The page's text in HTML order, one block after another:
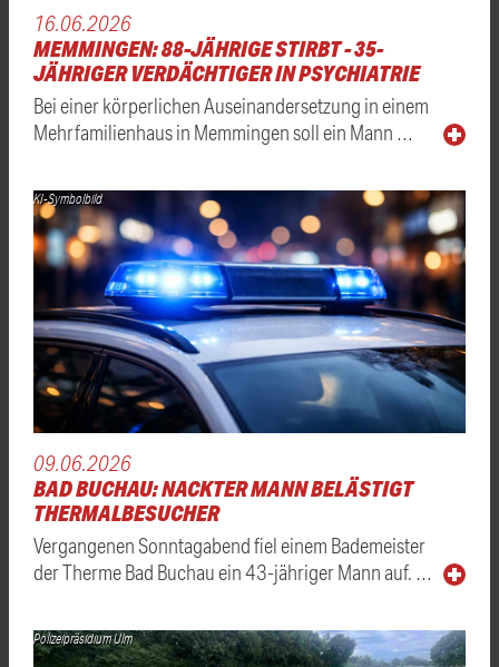
16.06.2026
MEMMINGEN: 88-JÄHRIGE STIRBT - 35-
JÄHRIGER VERDÄCHTIGER IN PSYCHIATRIE
Bei einer körperlichen Auseinandersetzung in einem
Mehrfamilienhaus in Memmingen soll ein Mann …
KI-Symbolbild
09.06.2026
BAD BUCHAU: NACKTER MANN BELÄSTIGT
THERMALBESUCHER
Vergangenen Sonntagabend fiel einem Bademeister
der Therme Bad Buchau ein 43-jähriger Mann auf. …
Polizeipräsidium Ulm